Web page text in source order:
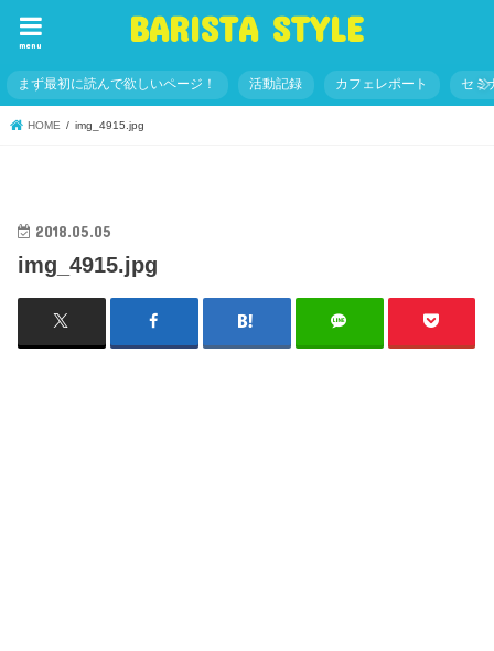
BARISTA STYLE
menu
まず最初に読んで欲しいページ！ 活動記録 カフェレポート セミ
HOME img_4915.jpg
2018.05.05
img_4915.jpg